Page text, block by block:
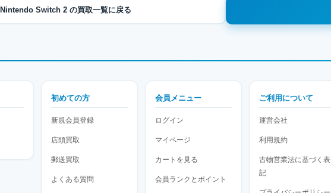
Nintendo Switch 2 の買取一覧に戻る
初めての方
新規会員登録
店頭買取
郵送買取
よくある質問
会員メニュー
ログイン
マイページ
カートを見る
会員ランクとポイント
ご利用について
運営会社
利用規約
古物営業法に基づく表
記